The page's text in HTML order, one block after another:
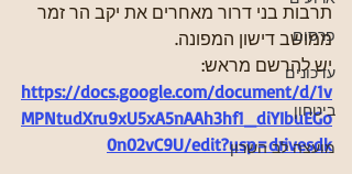
פרסום
עדכונים
ביטחון
מועצה לב השרון
תרבות בני דרור מאחרים את יקב הר זמר
ממושב דישון המפונה.
יש להרשם מראש:
https://docs.google.com/document/d/1v
MPNtudXru9xU5xA5nAAh3hf1_diYIbuEGo
0n02vC9U/edit?usp=drivesdk